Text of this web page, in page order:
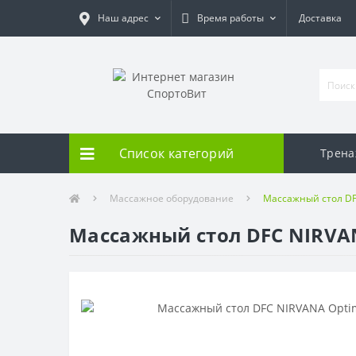
Наш адрес Время работы Доставка
Список категорий
Массажное оборудование Массажный стол
Массажный стол DFC